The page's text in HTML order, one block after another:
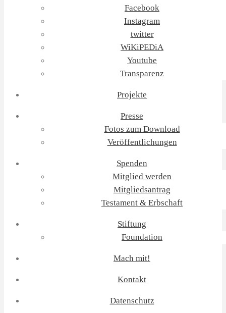
Facebook
Instagram
twitter
WiKiPEDiA
Youtube
Transparenz
Projekte
Presse
Fotos zum Download
Veröffentlichungen
Spenden
Mitglied werden
Mitgliedsantrag
Testament & Erbschaft
Stiftung
Foundation
Mach mit!
Kontakt
Datenschutz